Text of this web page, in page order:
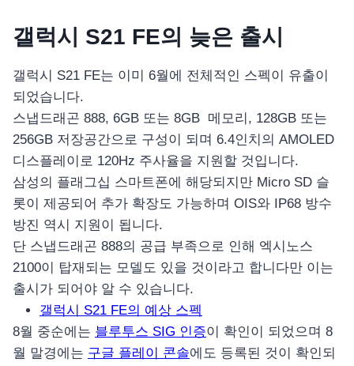
갤럭시 S21 FE의 늦은 출시
갤럭시 S21 FE는 이미 6월에 전체적인 스펙이 유출이
되었습니다.
스냅드래곤 888, 6GB 또는 8GB 메모리, 128GB 또는
256GB 저장공간으로 구성이 되며 6.4인치의 AMOLED
디스플레이로 120Hz 주사율을 지원할 것입니다.
삼성의 플래그십 스마트폰에 해당되지만 Micro SD 슬
롯이 제공되어 추가 확장도 가능하며 OIS와 IP68 방수
방진 역시 지원이 됩니다.
단 스냅드래곤 888의 공급 부족으로 인해 엑시노스
2100이 탑재되는 모델도 있을 것이라고 합니다만 이는
출시가 되어야 알 수 있습니다.
갤럭시 S21 FE의 예상 스펙
8월 중순에는 블루투스 SIG 인증이 확인이 되었으며 8
월 말경에는 구글 플레이 콘솔에도 등록된 것이 확인되